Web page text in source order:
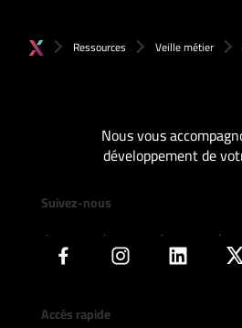
Ressources Veille métier
Nous vous
développement de
Suivez-nous
Accès rapide